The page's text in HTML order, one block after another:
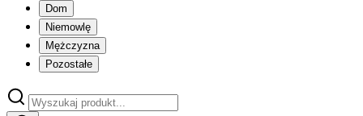
Dom
Niemowlę
Mężczyzna
Pozostałe